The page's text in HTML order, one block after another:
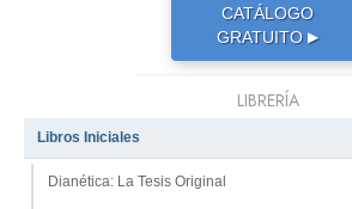
CATÁLOGO
GRATUITO ▶
LIBRERÍA
Libros Iniciales
Dianética: La Tesis Original